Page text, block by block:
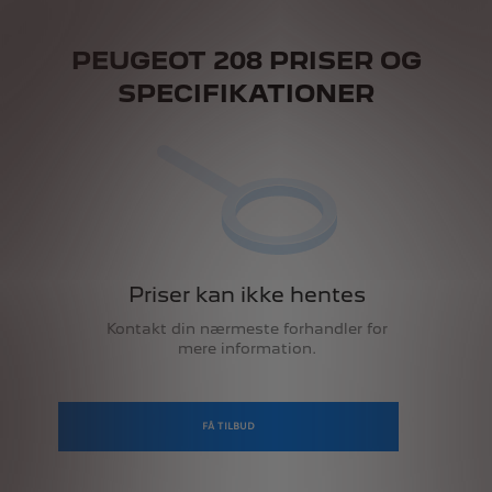
PEUGEOT 208 PRISER OG
SPECIFIKATIONER
FÅ TILBUD